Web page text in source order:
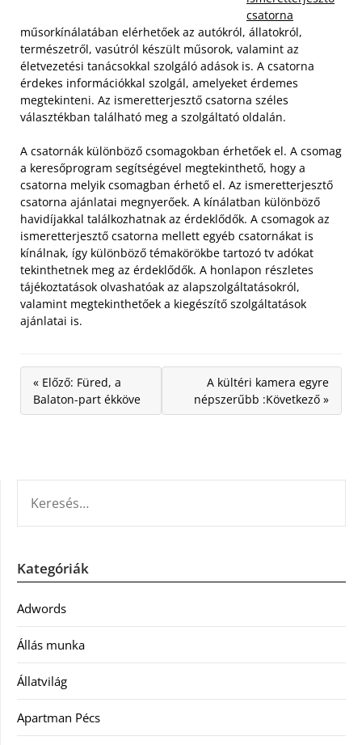
csatorna
műsorkínálatában elérhetőek az autókról, állatokról,
természetről, vasútról készült műsorok, valamint az
életvezetési tanácsokkal szolgáló adások is. A csatorna
érdekes információkkal szolgál, amelyeket érdemes
megtekinteni. Az ismeretterjesztő csatorna széles
választékban található meg a szolgáltató oldalán.
A csatornák különböző csomagokban érhetőek el. A csomag
a keresőprogram segítségével megtekinthető, hogy a
csatorna melyik csomagban érhető el. Az ismeretterjesztő
csatorna ajánlatai megnyerőek. A kínálatban különböző
havidíjakkal találkozhatnak az érdeklődők. A csomagok az
ismeretterjesztő csatorna mellett egyéb csatornákat is
kínálnak, így különböző témakörökbe tartozó tv adókat
tekinthetnek meg az érdeklődők. A honlapon részletes
tájékoztatások olvashatóak az alapszolgáltatásokról,
valamint megtekinthetőek a kiegészítő szolgáltatások
ajánlatai is.
« Előző: Füred, a
Balaton-part ékköve
A kültéri kamera egyre
népszerűbb :Következő »
Kategóriák
Adwords
Állás munka
Állatvilág
Apartman Pécs